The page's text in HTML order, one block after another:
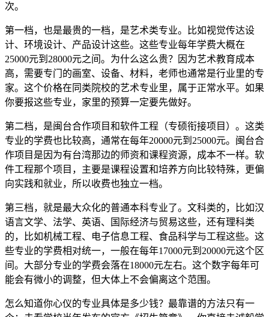
次。
第一档，也是最贵的一档，是艺术类专业。比如视觉传达设
计、环境设计、产品设计这些。这些专业每年学费大概在
25000元到28000元之间。为什么这么贵？因为艺术教育成本
高，需要专门的画室、设备、材料，老师也通常是行业里的专
家。这个价格在同类院校的艺术专业里，属于正常水平。如果
你要报这些专业，家里的预算一定要先做好。
第二档，是闽台合作项目和软件工程（专硕衔接项目）。这类
专业的学费也比较高，通常在每年20000元到25000元。闽台合
作项目是因为有台湾那边的师资和课程资源，成本不一样。软
件工程那个项目，主要是课程设置和培养方向比较特殊，更偏
向实践和就业，所以收费也独立一档。
第三档，就是最大众化的普通本科专业了。文科类的，比如汉
语言文学、法学、英语、国际经济与贸易这些，还有理科类
的，比如机械工程、电子信息工程、食品科学与工程这些。这
些专业的学费相对统一，一般在每年17000元到20000元这个区
间。大部分专业的学费会落在18000元左右。这个数字每年可
能会有微小的调整，但大体上不会偏离这个范围。
怎么知道你心仪的专业具体是多少钱？最靠谱的方法只有一